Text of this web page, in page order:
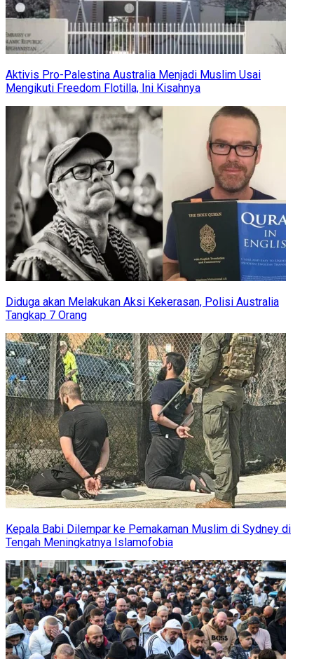
Aktivis Pro-Palestina Australia Menjadi Muslim Usai
Mengikuti Freedom Flotilla, Ini Kisahnya
Diduga akan Melakukan Aksi Kekerasan, Polisi Australia
Tangkap 7 Orang
Kepala Babi Dilempar ke Pemakaman Muslim di Sydney di
Tengah Meningkatnya Islamofobia